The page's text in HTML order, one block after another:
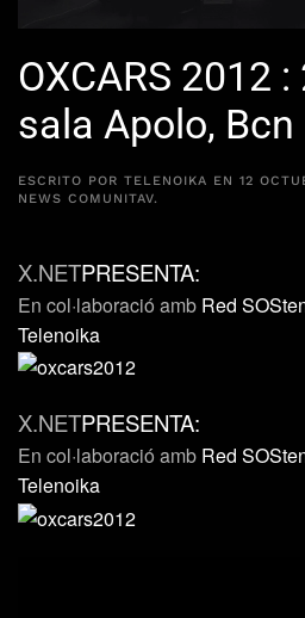
OXCARS 2012
sala Apolo, Bcn
ESCRITO POR TELENOIKA EN 12
NEWS COMUNITAV.
X.NETPRESENTA:
En col·laboració amb Red
Telenoika
X.NETPRESENTA:
En col·laboració amb Red
Telenoika